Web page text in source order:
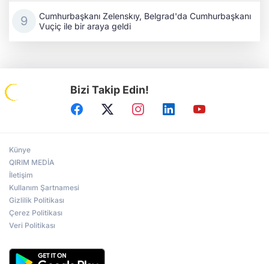
Cumhurbaşkanı Zelenskıy, Belgrad'da Cumhurbaşkanı
Vuçiç ile bir araya geldi
Bizi Takip Edin!
Künye
QIRIM MEDİA
İletişim
Kullanım Şartnamesi
Gizlilik Politikası
Çerez Politikası
Veri Politikası